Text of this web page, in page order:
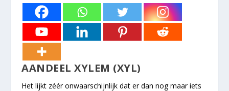
AANDEEL XYLEM (XYL)
Het lijkt zéér onwaarschijnlijk dat er dan nog maar iets